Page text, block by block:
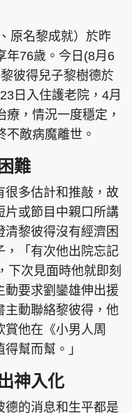
原名黎成就）於昨
年76歲。今日(8月6
彼得兒子黎樹德於
日入住護老院，4月
，情況一度穩定，
不敵病魔離世。
難
很多估計和推敲，故
片或節目中親口所講
黎彼得沒有經濟困
，「有次他出院忘記
下次見面時他就即刻
動要求劉鑾雄伸出援
主動聯絡黎彼得，他
他在《小男人周
幫而幫。」
神入化
德的消息和生平都是